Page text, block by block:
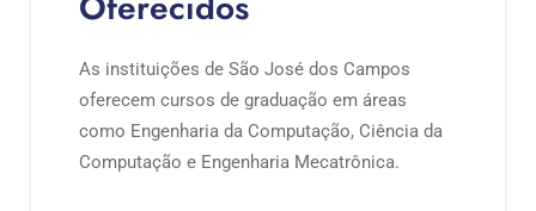
As instituições de São José dos Campos
oferecem cursos de graduação em áreas
como Engenharia da Computação, Ciência da
Computação e Engenharia Mecatrônica.